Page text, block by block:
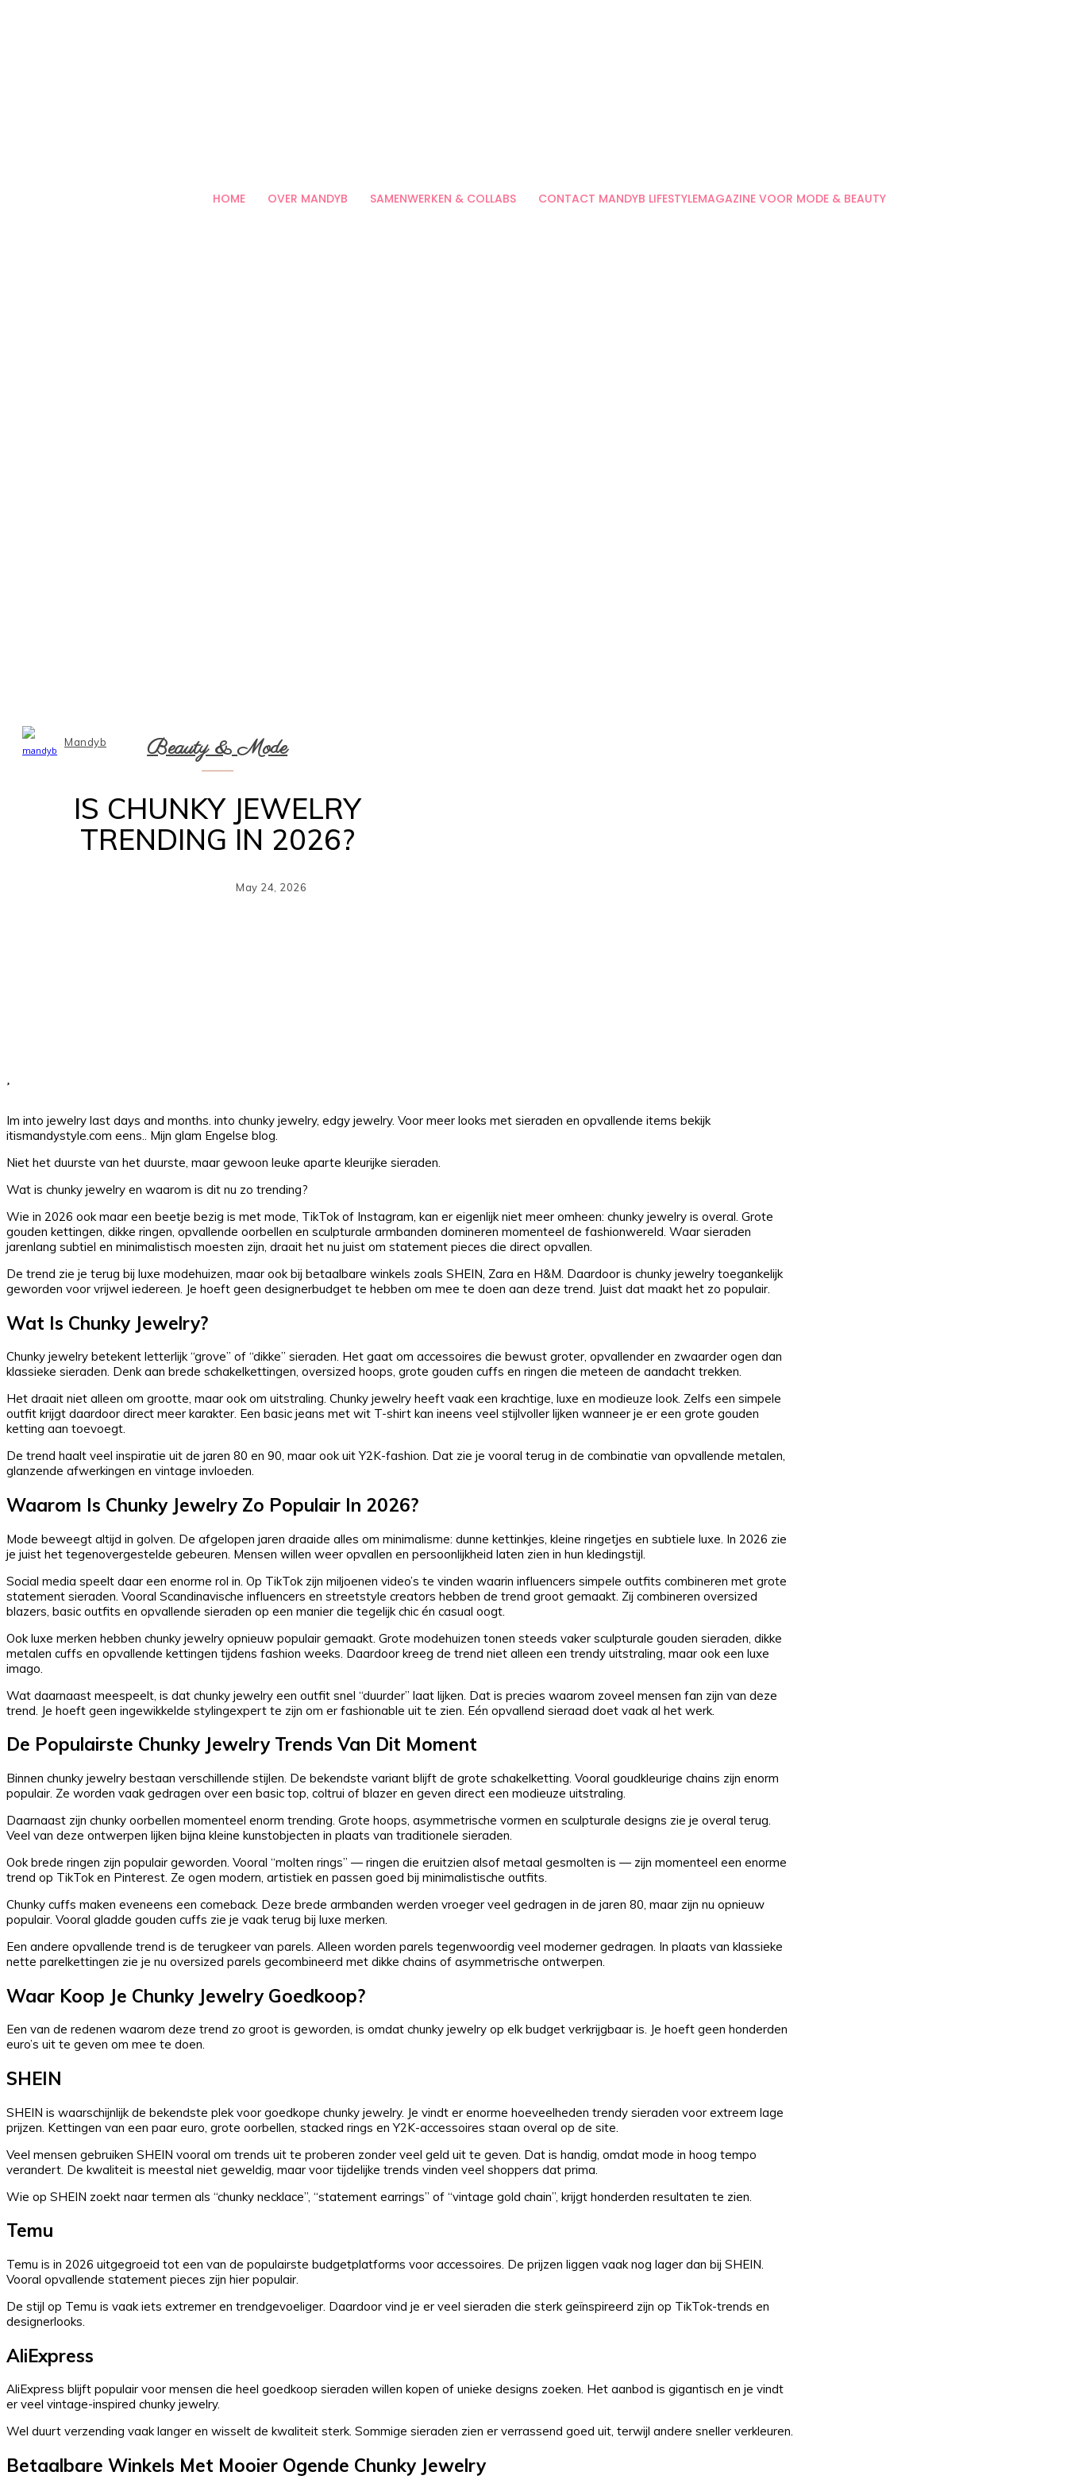
HOME OVER MANDYB SAMENWERKEN & COLLABS CONTACT MANDYB LIFESTYLEMAGAZINE VOOR MODE & BEAUTY
Mandyb Beauty & Mode
IS CHUNKY JEWELRY
TRENDING IN 2026?
May 24, 2026
Im into jewelry last days and months. into chunky jewelry, edgy jewelry. Voor meer looks met sieraden en opvallende items bekijk
itismandystyle.com eens.. Mijn glam Engelse blog.
Niet het duurste van het duurste, maar gewoon leuke aparte kleurijke sieraden.
Wat is chunky jewelry en waarom is dit nu zo trending?
Wie in 2026 ook maar een beetje bezig is met mode, TikTok of Instagram, kan er eigenlijk niet meer omheen: chunky jewelry is overal. Grote
gouden kettingen, dikke ringen, opvallende oorbellen en sculpturale armbanden domineren momenteel de fashionwereld. Waar sieraden
jarenlang subtiel en minimalistisch moesten zijn, draait het nu juist om statement pieces die direct opvallen.
De trend zie je terug bij luxe modehuizen, maar ook bij betaalbare winkels zoals SHEIN, Zara en H&M. Daardoor is chunky jewelry toegankelijk
geworden voor vrijwel iedereen. Je hoeft geen designerbudget te hebben om mee te doen aan deze trend. Juist dat maakt het zo populair.
Wat Is Chunky Jewelry?
Chunky jewelry betekent letterlijk “grove” of “dikke” sieraden. Het gaat om accessoires die bewust groter, opvallender en zwaarder ogen dan
klassieke sieraden. Denk aan brede schakelkettingen, oversized hoops, grote gouden cuffs en ringen die meteen de aandacht trekken.
Het draait niet alleen om grootte, maar ook om uitstraling. Chunky jewelry heeft vaak een krachtige, luxe en modieuze look. Zelfs een simpele
outfit krijgt daardoor direct meer karakter. Een basic jeans met wit T-shirt kan ineens veel stijlvoller lijken wanneer je er een grote gouden
ketting aan toevoegt.
De trend haalt veel inspiratie uit de jaren 80 en 90, maar ook uit Y2K-fashion. Dat zie je vooral terug in de combinatie van opvallende metalen,
glanzende afwerkingen en vintage invloeden.
Waarom Is Chunky Jewelry Zo Populair In 2026?
Mode beweegt altijd in golven. De afgelopen jaren draaide alles om minimalisme: dunne kettinkjes, kleine ringetjes en subtiele luxe. In 2026 zie
je juist het tegenovergestelde gebeuren. Mensen willen weer opvallen en persoonlijkheid laten zien in hun kledingstijl.
Social media speelt daar een enorme rol in. Op TikTok zijn miljoenen video’s te vinden waarin influencers simpele outfits combineren met grote
statement sieraden. Vooral Scandinavische influencers en streetstyle creators hebben de trend groot gemaakt. Zij combineren oversized
blazers, basic outfits en opvallende sieraden op een manier die tegelijk chic én casual oogt.
Ook luxe merken hebben chunky jewelry opnieuw populair gemaakt. Grote modehuizen tonen steeds vaker sculpturale gouden sieraden, dikke
metalen cuffs en opvallende kettingen tijdens fashion weeks. Daardoor kreeg de trend niet alleen een trendy uitstraling, maar ook een luxe
imago.
Wat daarnaast meespeelt, is dat chunky jewelry een outfit snel “duurder” laat lijken. Dat is precies waarom zoveel mensen fan zijn van deze
trend. Je hoeft geen ingewikkelde stylingexpert te zijn om er fashionable uit te zien. Eén opvallend sieraad doet vaak al het werk.
De Populairste Chunky Jewelry Trends Van Dit Moment
Binnen chunky jewelry bestaan verschillende stijlen. De bekendste variant blijft de grote schakelketting. Vooral goudkleurige chains zijn enorm
populair. Ze worden vaak gedragen over een basic top, coltrui of blazer en geven direct een modieuze uitstraling.
Daarnaast zijn chunky oorbellen momenteel enorm trending. Grote hoops, asymmetrische vormen en sculpturale designs zie je overal terug.
Veel van deze ontwerpen lijken bijna kleine kunstobjecten in plaats van traditionele sieraden.
Ook brede ringen zijn populair geworden. Vooral “molten rings” — ringen die eruitzien alsof metaal gesmolten is — zijn momenteel een enorme
trend op TikTok en Pinterest. Ze ogen modern, artistiek en passen goed bij minimalistische outfits.
Chunky cuffs maken eveneens een comeback. Deze brede armbanden werden vroeger veel gedragen in de jaren 80, maar zijn nu opnieuw
populair. Vooral gladde gouden cuffs zie je vaak terug bij luxe merken.
Een andere opvallende trend is de terugkeer van parels. Alleen worden parels tegenwoordig veel moderner gedragen. In plaats van klassieke
nette parelkettingen zie je nu oversized parels gecombineerd met dikke chains of asymmetrische ontwerpen.
Waar Koop Je Chunky Jewelry Goedkoop?
Een van de redenen waarom deze trend zo groot is geworden, is omdat chunky jewelry op elk budget verkrijgbaar is. Je hoeft geen honderden
euro’s uit te geven om mee te doen.
SHEIN
SHEIN is waarschijnlijk de bekendste plek voor goedkope chunky jewelry. Je vindt er enorme hoeveelheden trendy sieraden voor extreem lage
prijzen. Kettingen van een paar euro, grote oorbellen, stacked rings en Y2K-accessoires staan overal op de site.
Veel mensen gebruiken SHEIN vooral om trends uit te proberen zonder veel geld uit te geven. Dat is handig, omdat mode in hoog tempo
verandert. De kwaliteit is meestal niet geweldig, maar voor tijdelijke trends vinden veel shoppers dat prima.
Wie op SHEIN zoekt naar termen als “chunky necklace”, “statement earrings” of “vintage gold chain”, krijgt honderden resultaten te zien.
Temu
Temu is in 2026 uitgegroeid tot een van de populairste budgetplatforms voor accessoires. De prijzen liggen vaak nog lager dan bij SHEIN.
Vooral opvallende statement pieces zijn hier populair.
De stijl op Temu is vaak iets extremer en trendgevoeliger. Daardoor vind je er veel sieraden die sterk geïnspireerd zijn op TikTok-trends en
designerlooks.
AliExpress
AliExpress blijft populair voor mensen die heel goedkoop sieraden willen kopen of unieke designs zoeken. Het aanbod is gigantisch en je vindt
er veel vintage-inspired chunky jewelry.
Wel duurt verzending vaak langer en wisselt de kwaliteit sterk. Sommige sieraden zien er verrassend goed uit, terwijl andere sneller verkleuren.
Betaalbare Winkels Met Mooier Ogende Chunky Jewelry